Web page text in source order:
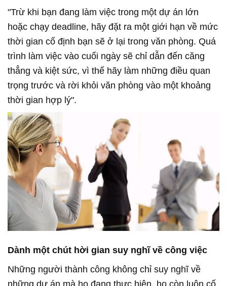
"Trừ khi bạn đang làm việc trong một dự án lớn
hoặc chạy deadline, hãy đặt ra một giới hạn về mức
thời gian cố định bạn sẽ ở lại trong văn phòng. Quá
trình làm việc vào cuối ngày sẽ chỉ dẫn đến căng
thẳng và kiệt sức, vì thế hãy làm những điều quan
trọng trước và rời khỏi văn phòng vào một khoảng
thời gian hợp lý".
Dành một chút hời gian suy nghĩ về công việc
Những người thành công không chỉ suy nghĩ về